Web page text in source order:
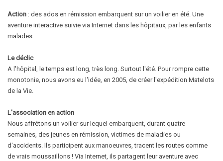
Action : des ados en rémission embarquent sur un voilier en été. Une
aventure interactive suivie via Internet dans les hôpitaux, par les enfants
malades.
Le déclic
A l'hôpital, le temps est long, très long. Surtout l'été. Pour rompre cette
monotonie, nous avons eu l'idée, en 2005, de créer l'expédition Matelots
de la Vie.
L'association en action
Nous affrétons un voilier sur lequel embarquent, durant quatre
semaines, des jeunes en rémission, victimes de maladies ou
d'accidents. Ils participent aux manoeuvres, tracent les routes comme
de vrais moussaillons ! Via Internet, ils partagent leur aventure avec